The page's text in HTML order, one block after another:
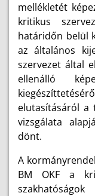
mellékletét
kritikus
határidőn belül
az általános
szervezet által
ellenálló
elutasításáról a
vizsgálata
dönt.
A
BM OKF a